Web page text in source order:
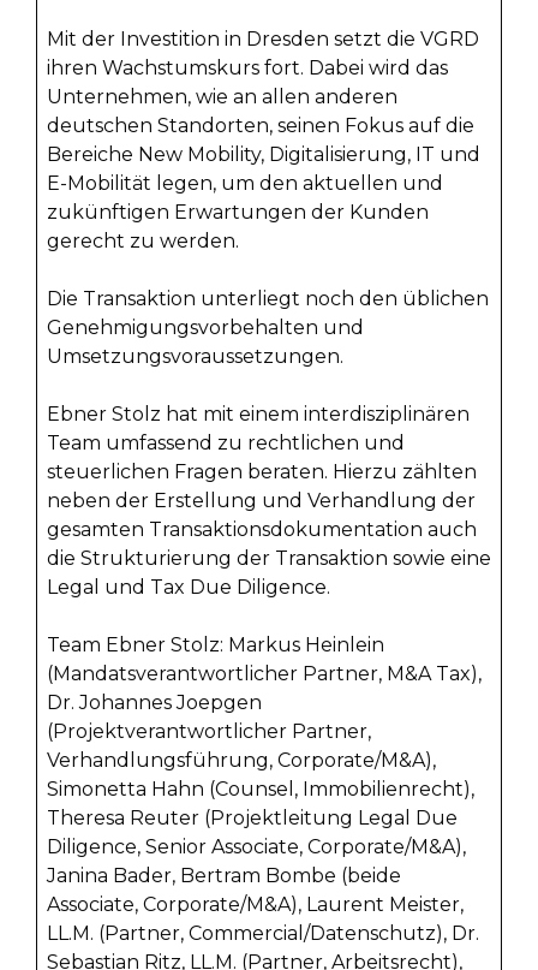
Mit der Investition in Dresden setzt die VGRD
ihren Wachstumskurs fort. Dabei wird das
Unternehmen, wie an allen anderen
deutschen Standorten, seinen Fokus auf die
Bereiche New Mobility, Digitalisierung, IT und
E-Mobilität legen, um den aktuellen und
zukünftigen Erwartungen der Kunden
gerecht zu werden.
Die Transaktion unterliegt noch den üblichen
Genehmigungsvorbehalten und
Umsetzungsvoraussetzungen.
Ebner Stolz hat mit einem interdisziplinären
Team umfassend zu rechtlichen und
steuerlichen Fragen beraten. Hierzu zählten
neben der Erstellung und Verhandlung der
gesamten Transaktionsdokumentation auch
die Strukturierung der Transaktion sowie eine
Legal und Tax Due Diligence.
Team Ebner Stolz: Markus Heinlein
(Mandatsverantwortlicher Partner, M&A Tax),
Dr. Johannes Joepgen
(Projektverantwortlicher Partner,
Verhandlungsführung, Corporate/M&A),
Simonetta Hahn (Counsel, Immobilienrecht),
Theresa Reuter (Projektleitung Legal Due
Diligence, Senior Associate, Corporate/M&A),
Janina Bader, Bertram Bombe (beide
Associate, Corporate/M&A), Laurent Meister,
LL.M. (Partner, Commercial/Datenschutz), Dr.
Sebastian Ritz, LL.M. (Partner, Arbeitsrecht),